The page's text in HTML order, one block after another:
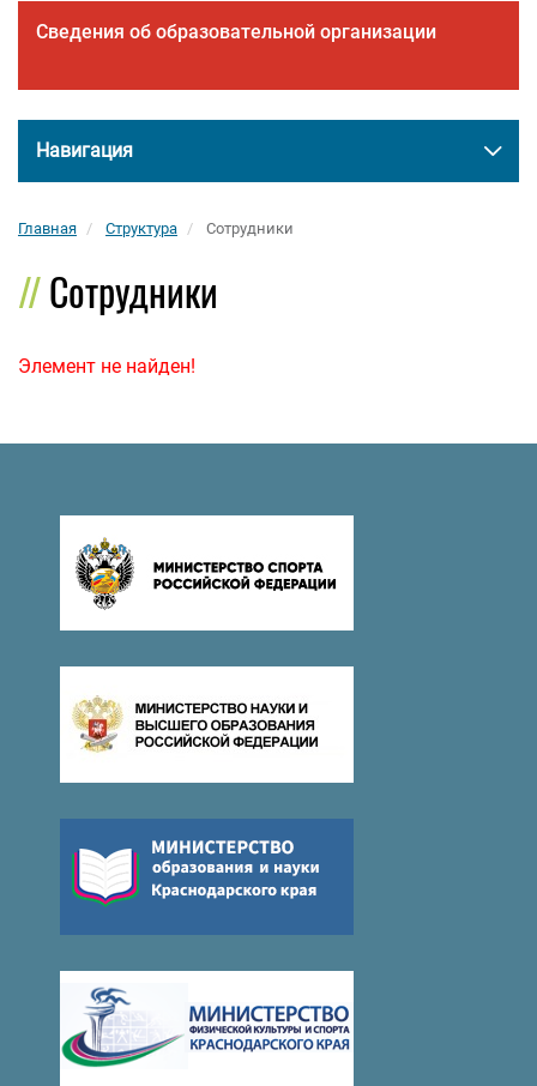
Сведения об образовательной организации
Навигация
Главная Структура Сотрудники
Сотрудники
Элемент не найден!